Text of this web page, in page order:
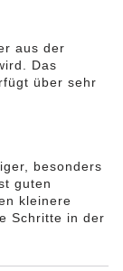
aus der
Das
über sehr
besonders
guten
kleinere
Schritte in der